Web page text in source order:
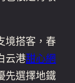
境搭客，春
云港甜心網
先選擇地鐵